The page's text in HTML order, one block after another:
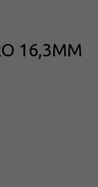
16,3MM